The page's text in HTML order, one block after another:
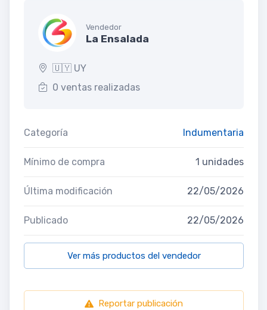
Vendedor
La Ensalada
🇺🇾 UY
0 ventas realizadas
Categoría Indumentaria
Mínimo de compra 1 unidades
Última modificación 22/05/2026
Publicado 22/05/2026
Ver más productos del vendedor
Reportar publicación